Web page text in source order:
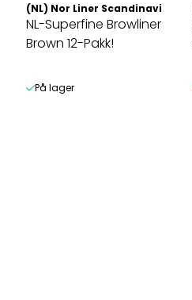
(NL) Nor Liner Scandinavia AS
NL-Superfine Browliner
Brown 12-Pakk!
På lager